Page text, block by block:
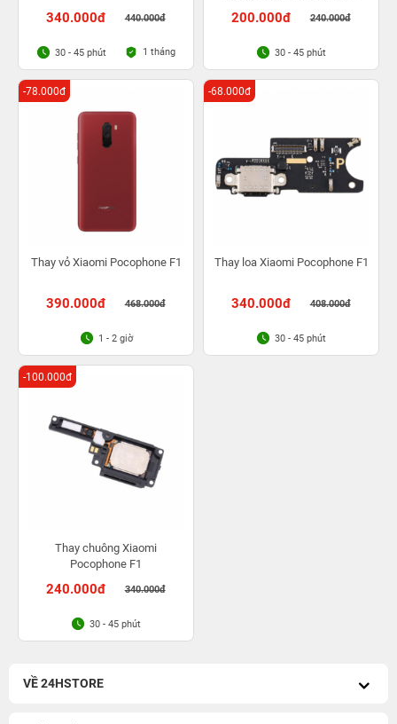
340.000đ 440.000đ
30 - 45 phút 1 tháng
200.000đ 240.000đ
30 - 45 phút
Thay vỏ Xiaomi Pocophone F1
390.000đ 468.000đ
-78.000đ
1 - 2 giờ
Thay loa Xiaomi Pocophone F1
340.000đ 408.000đ
-68.000đ
30 - 45 phút
Thay chuông Xiaomi
Pocophone F1
240.000đ 340.000đ
-100.000đ
30 - 45 phút
VỀ 24HSTORE